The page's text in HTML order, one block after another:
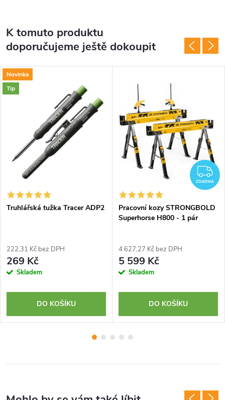
K tomuto produktu
doporučujeme ještě dokoupit
Novinka
Tip
Truhlářská tužka Tracer ADP2
222,31 Kč bez DPH
269 Kč
Skladem
DO KOŠÍKU
ZDARMA
Pracovní kozy STRONGBOLD
Superhorse H800 - 1 pár
4 627,27 Kč bez DPH
5 599 Kč
Skladem
DO KOŠÍKU